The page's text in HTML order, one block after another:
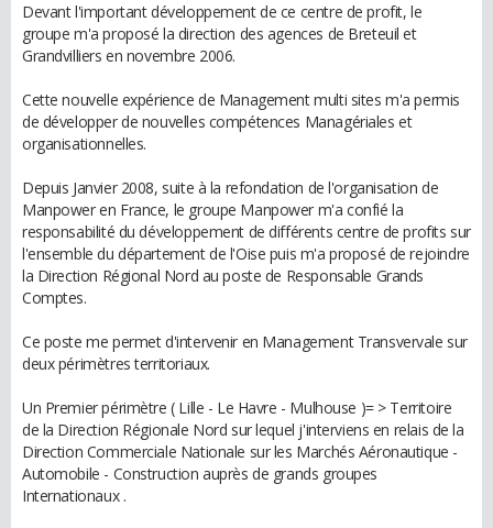
Devant l'important développement de ce centre de profit, le
groupe m'a proposé la direction des agences de Breteuil et
Grandvilliers en novembre 2006.
Cette nouvelle expérience de Management multi sites m'a permis
de développer de nouvelles compétences Managériales et
organisationnelles.
Depuis Janvier 2008, suite à la refondation de l'organisation de
Manpower en France, le groupe Manpower m'a confié la
responsabilité du développement de différents centre de profits sur
l'ensemble du département de l'Oise puis m'a proposé de rejoindre
la Direction Régional Nord au poste de Responsable Grands
Comptes.
Ce poste me permet d'intervenir en Management Transvervale sur
deux périmètres territoriaux.
Un Premier périmètre ( Lille - Le Havre - Mulhouse )= > Territoire
de la Direction Régionale Nord sur lequel j'interviens en relais de la
Direction Commerciale Nationale sur les Marchés Aéronautique -
Automobile - Construction auprès de grands groupes
Internationaux .